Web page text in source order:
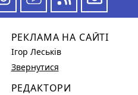
РЕКЛАМА НА САЙТІ
Ігор Леськів
Звернутися
РЕДАКТОРИ